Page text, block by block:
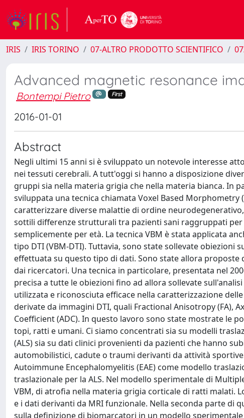
IRIS IRIS TORINO 07-ALTRO PRODOTTO SCIENTIFICO
Advanced magnetic resonance
Bontempi Pietro First
2016-01-01
Abstract
Negli ultimi 15 anni si è sviluppato un notevole interesse
nei tessuti cerebrali. A tutt'oggi si hanno a disposizione
gruppi sia nella materia grigia che nella materia bianca. In
sviluppata una tecnica chiamata Voxel Based
caratterizzare diverse malattie di ordine
sottili differenze strutturali tra pazienti sani raggruppati
semplicemente per età. La tecnica VBM è stata applicata
tipo DTI (VBM-DTI). Tuttavia, sono state sollevate
effettuata su questo tipo di dati. Sono state allora
dai ricercatori. Una tecnica in particolare, presentata nel
precisa a tutte le obiezioni fino ad allora sollevate
utilizzata e riconosciuta efficace nella caratterizzazione
derivate da immagini DTI, quali Fractional Anisotropy (FA),
Coefficient (ADC). In questo lavoro sono state mostrate le
topi, ratti e umani. Ci siamo concentrati sia su modelli
(ALS) sia su dati clinici provenienti da pazienti che hanno
automobilistici, cadute o traumi derivanti da attività
Autoimmune Encephalomyelitis (EAE) come modello
traslazionale per la ALS. Nel modello sperimentale di
VBM, di atrofia nella materia grigia corticale di ratti malati.
e i dati derivanti da MRI funzionale. Nella seconda parte
sulla definizione di biomarcatori in un modello